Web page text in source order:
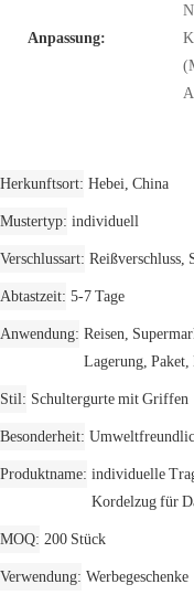
Anpassung:
Herkunftsort Hebei, China
Mustertyp individuell
Verschlussart Reißverschluss,
Abtastzeit 5-7 Tage
Anwendung Reisen,
Lagerung,
Stil Schultergurte mit Griffen
Besonderheit
Produktname individuelle
Kordelzug für
MOQ 200 Stück
Verwendung Werbegeschenke